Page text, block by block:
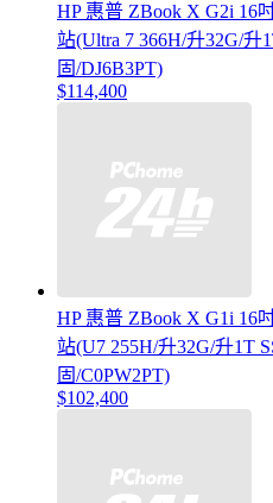
HP 惠普 ZBook X G2i 16
站(Ultra 7 366H/升32G/升
固/DJ6B3PT)
$114,400
HP 惠普 ZBook X G1i 16
站(U7 255H/升32G/升1T
固/C0PW2PT)
$102,400